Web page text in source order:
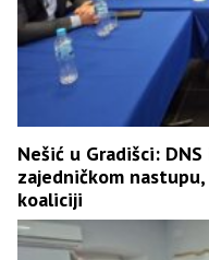
Nešić u Gradišci:
zajedničkom
koaliciji